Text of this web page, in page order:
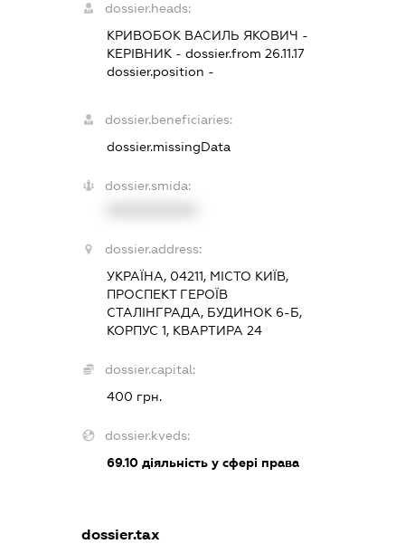
dossier.heads:
КРИВОБОК ВАСИЛЬ ЯКОВИЧ -
КЕРІВНИК - dossier.from 26.11.17
dossier.position -
dossier.beneficiaries:
dossier.missingData
dossier.smida:
dossier.address:
УКРАЇНА, 04211, МІСТО КИЇВ,
ПРОСПЕКТ ГЕРОЇВ
СТАЛІНГРАДА, БУДИНОК 6-Б,
КОРПУС 1, КВАРТИРА 24
dossier.capital:
400 грн.
dossier.kveds:
69.10 діяльність у сфері права
dossier.tax